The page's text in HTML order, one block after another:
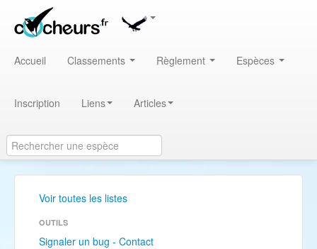
Accueil Classements Règlement Espèces
Inscription Liens Articles
Voir toutes les listes
OUTILS
Signaler un bug - Contact